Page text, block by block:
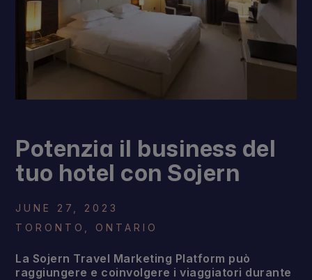
Potenzia il business del
tuo hotel con Sojern
JUNE 27, 2023
TORONTO, ONTARIO
La Sojern Travel Marketing Platform può
raggiungere e coinvolgere i viaggiatori durante